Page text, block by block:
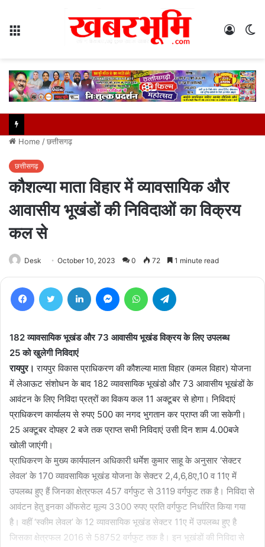
Log
Home /छत्तीसगढ़
छत्तीसगढ़
कौशल्या माता विहार में व्यावसायिक और
आवासीय भूखंडों की निविदाओं का विक्रय
कल से
Desk October 10, 2023 0 72 1 minute read
FacebookTwitter LinkedIn MessengerWhatsApp
182 व्यावसायिक भूखंड और 73 आवासीय भूखंड विक्रय के लिए उपलब्ध
25 को खुलेगी निविदाएं
रायपुर। रायपुर विकास प्राधिकरण की कौशल्या माता विहार (कमल विहार) योजना
में लेआऊट संशोधन के बाद 182 व्यावसायिक भूखंडो और 73 आवासीय भूखंडों के
आवंटन के लिए निविदा प्रत्रों का विकय कल 11 अक्टूबर से होगा। निविदाएं
प्राधिकरण कार्यालय से रुपए 500 का नगद भुगतान कर प्राप्त की जा सकेगी।
25 अक्टूबर दोपहर 2 बजे तक प्राप्त सभी निविदाएं उसी दिन शाम 4.00बजे
खोली जाएंगी।
प्राधिकरण के मुख्य कार्यपालन अधिकारी धर्मेश कुमार साहू के अनुसार ‘सेक्टर
लेवल’ के 170 व्यावसायिक भूखंड योजना के सेक्टर 2,4,6,8ए,10 व 11ए में
उपलब्ध हुए हैं जिनका क्षेत्रफल 457 वर्गफुट से 3119 वर्गफुट तक है। निविदा से
आवंटन हेतु इनका ऑफसेट मूल्य 3300 रुपए प्रति वर्गफुट निर्धारित किया गया
है। वहीं ‘स्कीम लेवल’ के 12 व्यावसायिक भूखंड सेक्टर 11ए में उपलब्ध हुए है
जिसका क्षेत्रफल 2016 से 58752 वर्गफुट तक है। इन भूखंडों की निविदा से